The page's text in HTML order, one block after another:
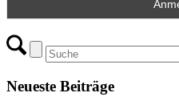
Neueste Beiträge